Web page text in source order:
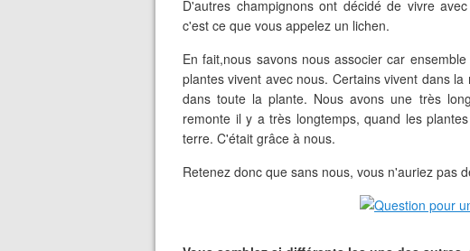
D'autres champignons ont décidé de vivre
c'est ce que vous appelez un lichen.
En fait,nous savons nous associer car
plantes vivent avec nous. Certains vivent dans
dans toute la plante. Nous avons une très
remonte il y a très longtemps, quand les
terre. C'était grâce à nous.
Retenez donc que sans nous, vous n'auriez pas